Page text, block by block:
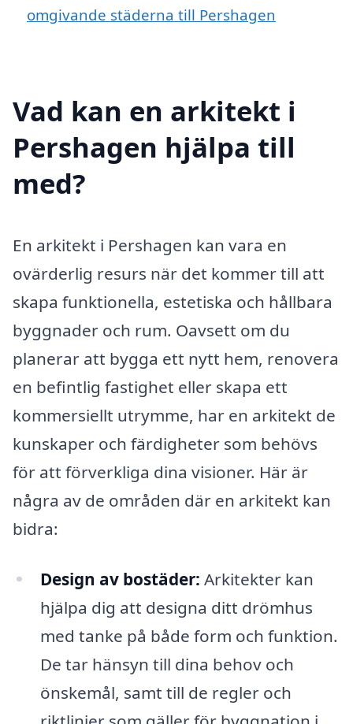
omgivande städerna till Pershagen
Vad kan en arkitekt i
Pershagen hjälpa till
med?
En arkitekt i Pershagen kan vara en
ovärderlig resurs när det kommer till att
skapa funktionella, estetiska och hållbara
byggnader och rum. Oavsett om du
planerar att bygga ett nytt hem, renovera
en befintlig fastighet eller skapa ett
kommersiellt utrymme, har en arkitekt de
kunskaper och färdigheter som behövs
för att förverkliga dina visioner. Här är
några av de områden där en arkitekt kan
bidra:
Design av bostäder: Arkitekter kan
hjälpa dig att designa ditt drömhus
med tanke på både form och funktion.
De tar hänsyn till dina behov och
önskemål, samt till de regler och